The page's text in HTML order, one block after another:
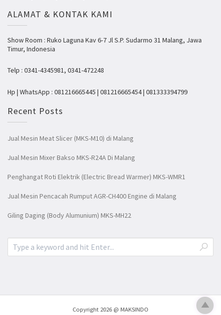
ALAMAT & KONTAK KAMI
Show Room : Ruko Laguna Kav 6-7 Jl S.P. Sudarmo 31 Malang, Jawa
Timur, Indonesia
Telp : 0341-4345981, 0341-472248
Hp | WhatsApp : 081216665445 | 081216665454 | 081333394799
Recent Posts
Jual Mesin Meat Slicer (MKS-M10) di Malang
Jual Mesin Mixer Bakso MKS-R24A Di Malang
Penghangat Roti Elektrik (Electric Bread Warmer) MKS-WMR1
Jual Mesin Pencacah Rumput AGR-CH400 Engine di Malang
Giling Daging (Body Alumunium) MKS-MH22
Copyright 2026 @ MAKSINDO